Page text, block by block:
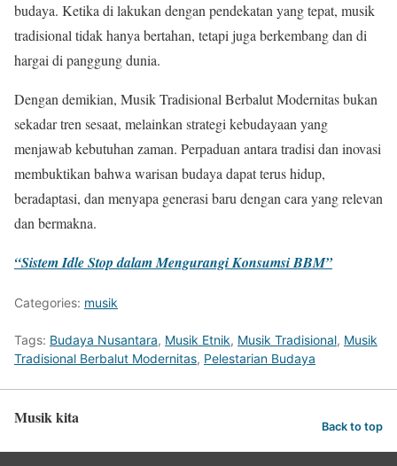
budaya. Ketika di lakukan dengan pendekatan yang tepat, musik
tradisional tidak hanya bertahan, tetapi juga berkembang dan di
hargai di panggung dunia.
Dengan demikian, Musik Tradisional Berbalut Modernitas bukan
sekadar tren sesaat, melainkan strategi kebudayaan yang
menjawab kebutuhan zaman. Perpaduan antara tradisi dan inovasi
membuktikan bahwa warisan budaya dapat terus hidup,
beradaptasi, dan menyapa generasi baru dengan cara yang relevan
dan bermakna.
“Sistem Idle Stop dalam Mengurangi Konsumsi BBM”
Categories: musik
Tags: Budaya Nusantara, Musik Etnik, Musik Tradisional, Musik
Tradisional Berbalut Modernitas, Pelestarian Budaya
Musik kita Back to top